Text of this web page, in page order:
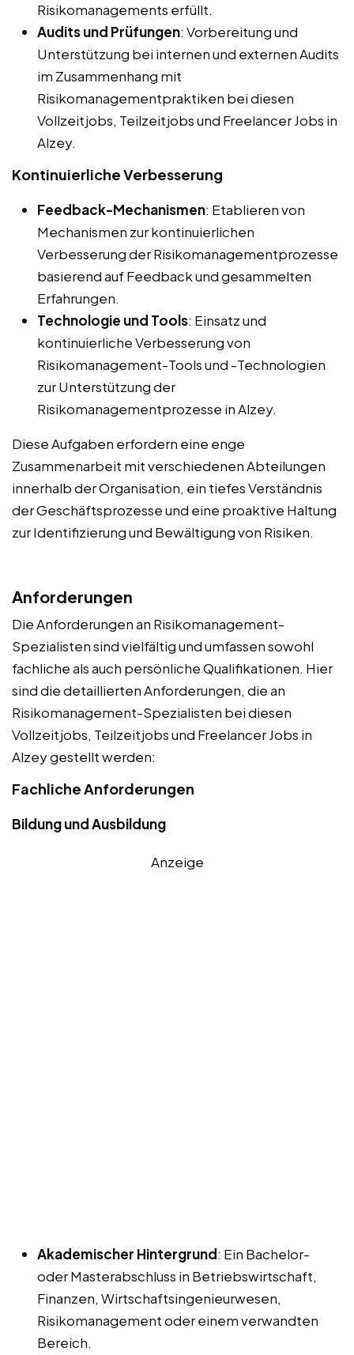
Risikomanagements erfüllt.
Audits und Prüfungen: Vorbereitung und
Unterstützung bei internen und externen Audits
im Zusammenhang mit
Risikomanagementpraktiken bei diesen
Vollzeitjobs, Teilzeitjobs und Freelancer Jobs in
Alzey.
Kontinuierliche Verbesserung
Feedback-Mechanismen: Etablieren von
Mechanismen zur kontinuierlichen
Verbesserung der Risikomanagementprozesse
basierend auf Feedback und gesammelten
Erfahrungen.
Technologie und Tools: Einsatz und
kontinuierliche Verbesserung von
Risikomanagement-Tools und -Technologien
zur Unterstützung der
Risikomanagementprozesse in Alzey.
Diese Aufgaben erfordern eine enge
Zusammenarbeit mit verschiedenen Abteilungen
innerhalb der Organisation, ein tiefes Verständnis
der Geschäftsprozesse und eine proaktive Haltung
zur Identifizierung und Bewältigung von Risiken.
Anforderungen
Die Anforderungen an Risikomanagement-
Spezialisten sind vielfältig und umfassen sowohl
fachliche als auch persönliche Qualifikationen. Hier
sind die detaillierten Anforderungen, die an
Risikomanagement-Spezialisten bei diesen
Vollzeitjobs, Teilzeitjobs und Freelancer Jobs in
Alzey gestellt werden:
Fachliche Anforderungen
Bildung und Ausbildung
Anzeige
Akademischer Hintergrund: Ein Bachelor-
oder Masterabschluss in Betriebswirtschaft,
Finanzen, Wirtschaftsingenieurwesen,
Risikomanagement oder einem verwandten
Bereich.